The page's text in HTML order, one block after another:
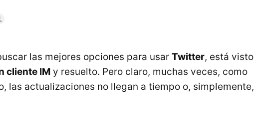
las mejores opciones para usar Twitter, está visto
cliente IM y resuelto. Pero claro, muchas veces, como
las actualizaciones no llegan a tiempo o, simplemente,